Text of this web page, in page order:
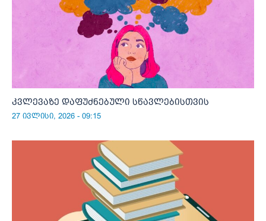
კვლევაზე დაფუძნებული სწავლებისთვის
27 ივლისი, 2026 - 09:15